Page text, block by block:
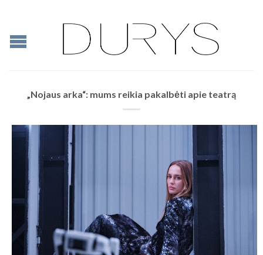
„Nojaus arka“: mums reikia pakalbėti apie teatrą